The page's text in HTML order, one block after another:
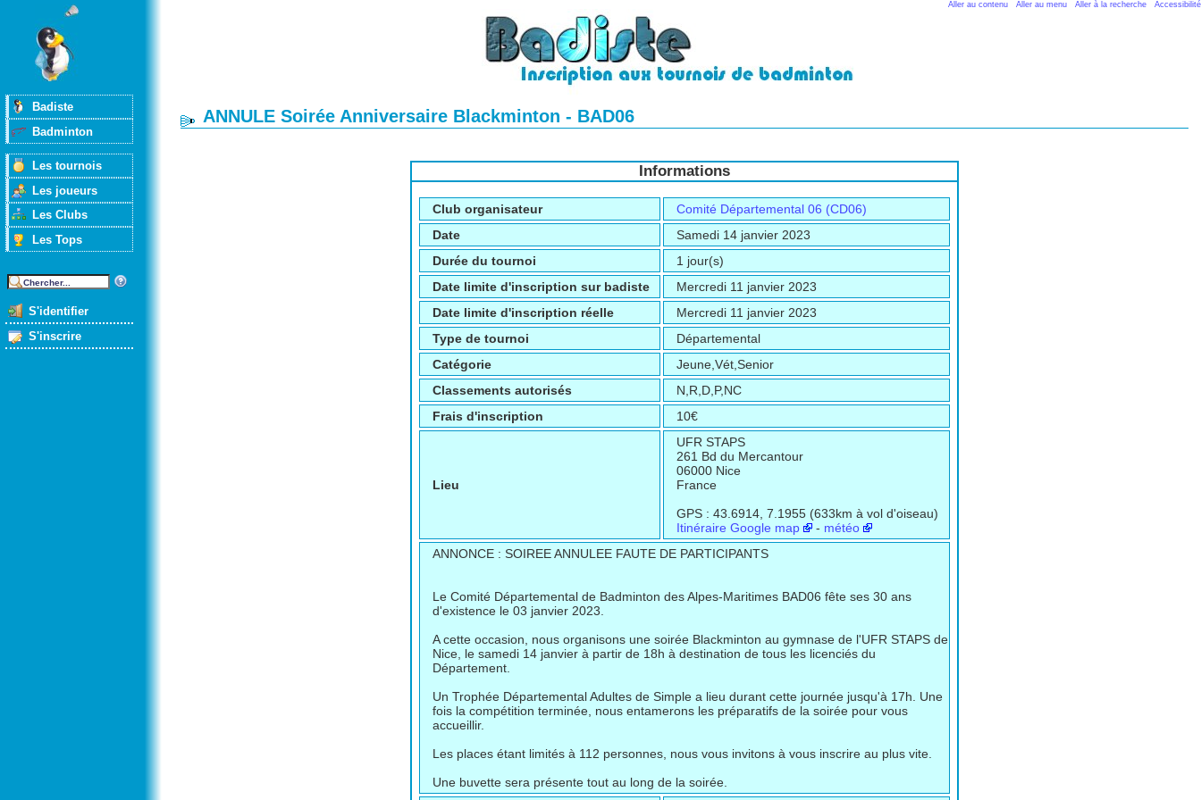
Aller au contenu Aller au menu Aller à la recherche Accessibilité
Badiste
Badminton
Les tournois
Les joueurs
Les Clubs
Les Tops
S'identifier
S'inscrire
ANNULE Soirée Anniversaire Blackminton - BAD06
Informations
Club organisateur
Comité Départemental 06 (CD06)
Date
Samedi 14 janvier 2023
Durée du tournoi
1 jour(s)
Date limite d'inscription sur badiste
Mercredi 11 janvier 2023
Date limite d'inscription réelle
Mercredi 11 janvier 2023
Type de tournoi
Départemental
Catégorie
Jeune,Vét,Senior
Classements autorisés
N,R,D,P,NC
Frais d'inscription
10€
Lieu
UFR STAPS
261 Bd du Mercantour
06000 Nice
France
GPS : 43.6914, 7.1955 (633km à vol d'oiseau)
Itinéraire Google map
- météo
ANNONCE : SOIREE ANNULEE FAUTE DE PARTICIPANTS
Le Comité Départemental de Badminton des Alpes-Maritimes BAD06 fête ses 30 ans
d'existence le 03 janvier 2023.
A cette occasion, nous organisons une soirée Blackminton au gymnase de l'UFR STAPS de
Nice, le samedi 14 janvier à partir de 18h à destination de tous les licenciés du
Département.
Un Trophée Départemental Adultes de Simple a lieu durant cette journée jusqu'à 17h. Une
fois la compétition terminée, nous entamerons les préparatifs de la soirée pour vous
accueillir.
Les places étant limités à 112 personnes, nous vous invitons à vous inscrire au plus vite.
Une buvette sera présente tout au long de la soirée.